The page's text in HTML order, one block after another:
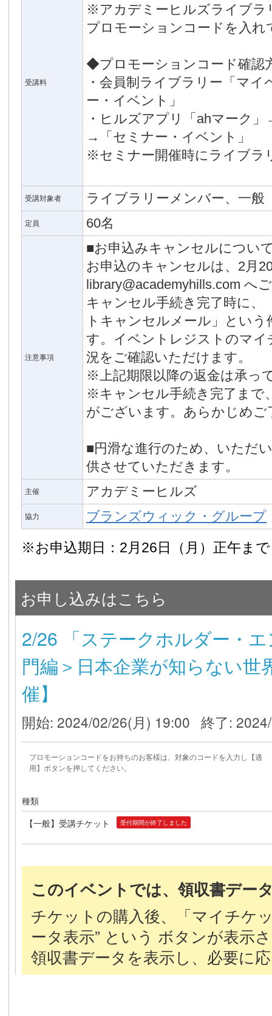
受講料
※アカデミーヒルズライブラ
プロモーションコードを入れ
◆プロモーションコード確認
・会員制ライブラリー「マ
ー・イベント」
・ヒルズアプリ「ahマーク
→「セミナー・イベント」
※セミナー開催時にライブラ
受講対象者 ライブラリーメンバー、一般
定員 60名
注意事項
■お申込みキャンセルについ
お申込のキャンセルは、2月
library@academyhills.com へ
キャンセル手続き完了時に、
トキャンセルメール」とい
す。イベントレジストのマ
況をご確認いただけます。
※上記期限以降の返金は承っ
※キャンセル手続き完了まで
がございます。あらかじめご
■円滑な進行のため、いただ
供させていただきます。
主催 アカデミーヒルズ
協力 ブランズウィック・グループ
※お申込期日：2月26日（月）正午まで